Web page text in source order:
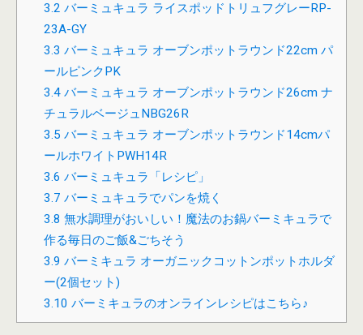
3.2 バーミュキュラ ライスポッドトリュフグレーRP-
23A-GY
3.3 バーミュキュラ オーブンポットラウンド22cm パ
ールピンクPK
3.4バーミュキュラ オーブンポットラウンド26cm ナ
チュラルベージュNBG26R
3.5 バーミュキュラ オーブンポットラウンド14cmパ
ールホワイトPWH14R
3.6 バーミュキュラ「レシピ」
3.7 バーミュキュラでパンを焼く
3.8 無水調理がおいしい！魔法のお鍋バーミキュラで
作る毎日のご飯&ごちそう
3.9 バーミキュラ オーガニックコットンポットホルダ
ー(2個セット)
3.10 バーミキュラのオンラインレシピはこちら♪